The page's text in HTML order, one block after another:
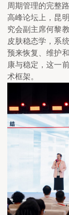
周期管理的完整路
高峰论坛上，昆
究会副主席何黎
皮肤稳态学，系
预来恢复、维护
康与稳定，这一
术框架。